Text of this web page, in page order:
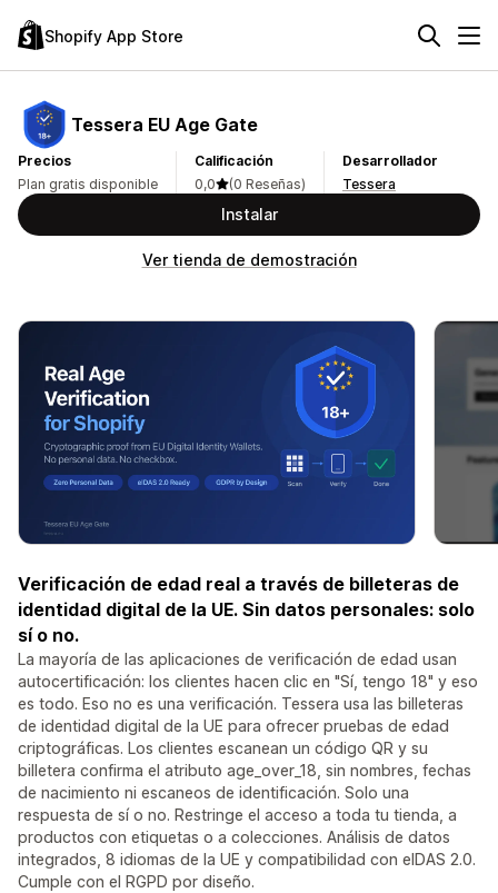
Shopify App Store
Tessera EU Age Gate
Precios
Plan gratis disponible
Calificación
0,0
(0 Reseñas)
Desarrollador
Tessera
Instalar
Ver tienda de demostración
Verificación de edad real a través de billeteras de
identidad digital de la UE. Sin datos personales: solo
sí o no.
La mayoría de las aplicaciones de verificación de edad usan
autocertificación: los clientes hacen clic en "Sí, tengo 18" y eso
es todo. Eso no es una verificación. Tessera usa las billeteras
de identidad digital de la UE para ofrecer pruebas de edad
criptográficas. Los clientes escanean un código QR y su
billetera confirma el atributo age_over_18, sin nombres, fechas
de nacimiento ni escaneos de identificación. Solo una
respuesta de sí o no. Restringe el acceso a toda tu tienda, a
productos con etiquetas o a colecciones. Análisis de datos
integrados, 8 idiomas de la UE y compatibilidad con eIDAS 2.0.
Cumple con el RGPD por diseño.